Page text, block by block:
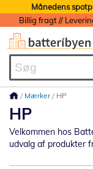
Månedens
Mærker HP
HP
Velkommen hos
udvalg af produkter